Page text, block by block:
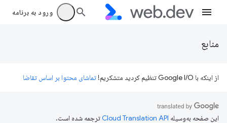
ورود به برنامه
منابع
از اینکه با Google I/O تنظیم کردید متشکریم! تماشای محتوا بر اساس تقاضا
این صفحه به‌وسیله ترجمه شده است.